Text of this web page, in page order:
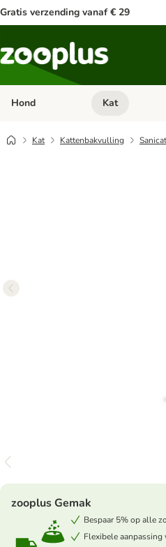
Gratis verzending vanaf € 29
Hond Open categorie
Kat
Kat Kattenbakvulling
zooplus Gemak
Bespaar 5% op alle
Flexibele